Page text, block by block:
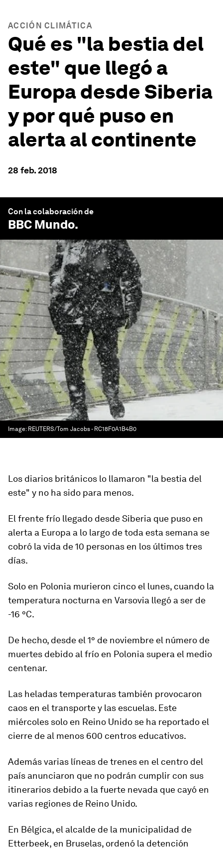
ACCIÓN CLIMÁTICA
Qué es "la bestia del
este" que llegó a
Europa desde Siberia
y por qué puso en
alerta al continente
28 feb. 2018
Con la colaboración de
BBC Mundo.
Image: REUTERS/Tom Jacobs - RC18F0A1B4B0
Los diarios británicos lo llamaron "la bestia del
este" y no ha sido para menos.
El frente frío llegado desde Siberia que puso en
alerta a Europa a lo largo de toda esta semana se
cobró la vida de 10 personas en los últimos tres
días.
Solo en Polonia murieron cinco el lunes, cuando la
temperatura nocturna en Varsovia llegó a ser de
-16 °C.
De hecho, desde el 1° de noviembre el número de
muertes debido al frío en Polonia supera el medio
centenar.
Las heladas temperaturas también provocaron
caos en el transporte y las escuelas. Este
miércoles solo en Reino Unido se ha reportado el
cierre de al menos 600 centros educativos.
Además varias líneas de trenes en el centro del
país anunciaron que no podrán cumplir con sus
itinerarios debido a la fuerte nevada que cayó en
varias regiones de Reino Unido.
En Bélgica, el alcalde de la municipalidad de
Etterbeek, en Bruselas, ordenó la detención